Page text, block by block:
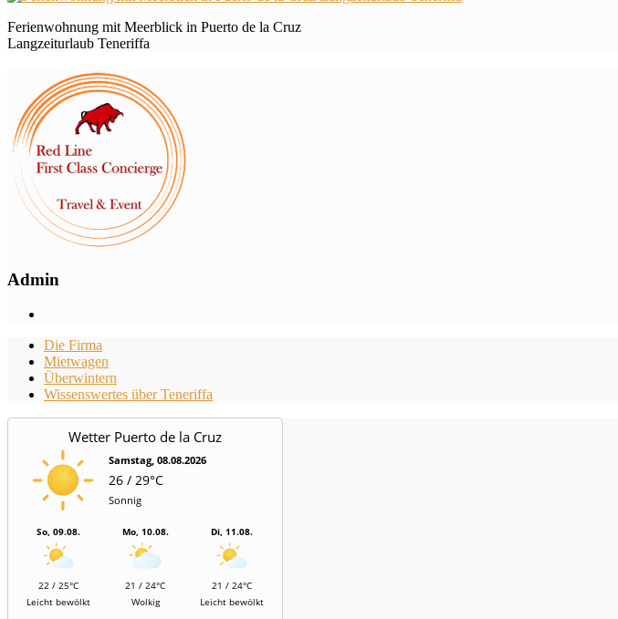
Ferienwohnung mit Meerblick in Puerto de la Cruz
Langzeiturlaub Teneriffa
Admin
Die Firma
Mietwagen
Überwintern
Wissenswertes über Teneriffa
Wetter Puerto de la Cruz
Samstag, 08.08.2026
26 / 29°C
Sonnig
So, 09.08.
22 / 25°C
Leicht bewölkt
Mo, 10.08.
21 / 24°C
Wolkig
Di, 11.08.
21 / 24°C
Leicht bewölkt